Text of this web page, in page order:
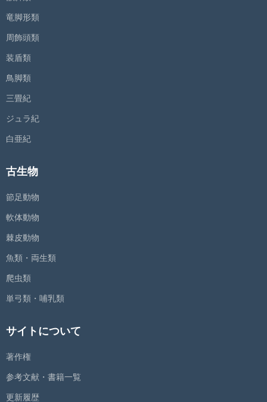
竜脚形類
周飾頭類
装盾類
鳥脚類
三畳紀
ジュラ紀
白亜紀
古生物
節足動物
軟体動物
棘皮動物
魚類・両生類
爬虫類
単弓類・哺乳類
サイトについて
著作権
参考文献・書籍一覧
更新履歴